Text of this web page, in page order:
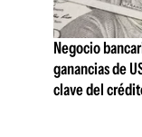
Negocio
ganancias de
clave del